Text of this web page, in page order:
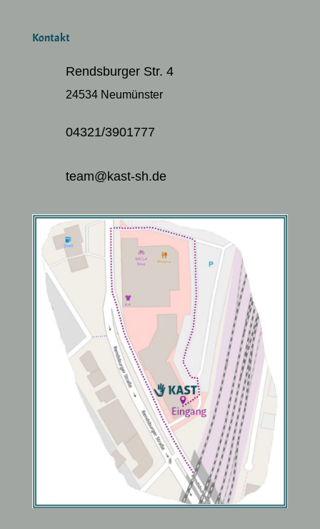
Kontakt
Rendsburger Str. 4
24534 Neumünster
04321/3901777
team@kast-sh.de